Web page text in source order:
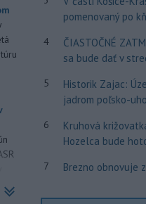
pomenovaný po
4
ČIASTOČNÉ
sa bude dať v
5
Historik Zajac:
jadrom poľsko-
6
Kruhová
Hozelca bude
7 Brezno obnovuje